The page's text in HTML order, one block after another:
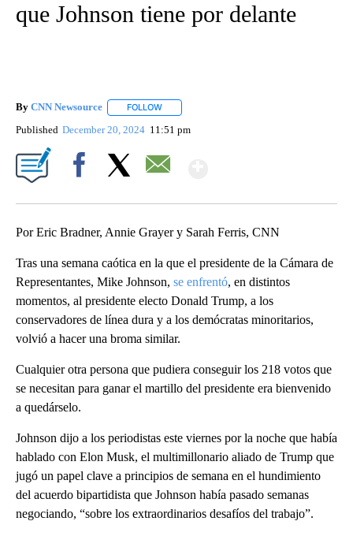
que Johnson tiene por delante
By CNN Newsource FOLLOW
Published December 20, 2024 11:51 pm
Por Eric Bradner, Annie Grayer y Sarah Ferris, CNN
Tras una semana caótica en la que el presidente de la Cámara de
Representantes, Mike Johnson, se enfrentó, en distintos
momentos, al presidente electo Donald Trump, a los
conservadores de línea dura y a los demócratas minoritarios,
volvió a hacer una broma similar.
Cualquier otra persona que pudiera conseguir los 218 votos que
se necesitan para ganar el martillo del presidente era bienvenido
a quedárselo.
Johnson dijo a los periodistas este viernes por la noche que había
hablado con Elon Musk, el multimillonario aliado de Trump que
jugó un papel clave a principios de semana en el hundimiento
del acuerdo bipartidista que Johnson había pasado semanas
negociando, “sobre los extraordinarios desafíos del trabajo”.